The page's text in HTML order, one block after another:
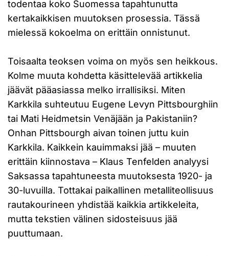
todentaa koko Suomessa tapahtunutta
kertakaikkisen muutoksen prosessia. Tässä
mielessä kokoelma on erittäin onnistunut.
Toisaalta teoksen voima on myös sen heikkous.
Kolme muuta kohdetta käsittelevää artikkelia
jäävät pääasiassa melko irrallisiksi. Miten
Karkkila suhteutuu Eugene Levyn Pittsbourghiin
tai Mati Heidmetsin Venäjään ja Pakistaniin?
Onhan Pittsbourgh aivan toinen juttu kuin
Karkkila. Kaikkein kauimmaksi jää – muuten
erittäin kiinnostava – Klaus Tenfelden analyysi
Saksassa tapahtuneesta muutoksesta 1920- ja
30-luvuilla. Tottakai paikallinen metalliteollisuus
rautakourineen yhdistää kaikkia artikkeleita,
mutta tekstien välinen sidosteisuus jää
puuttumaan.